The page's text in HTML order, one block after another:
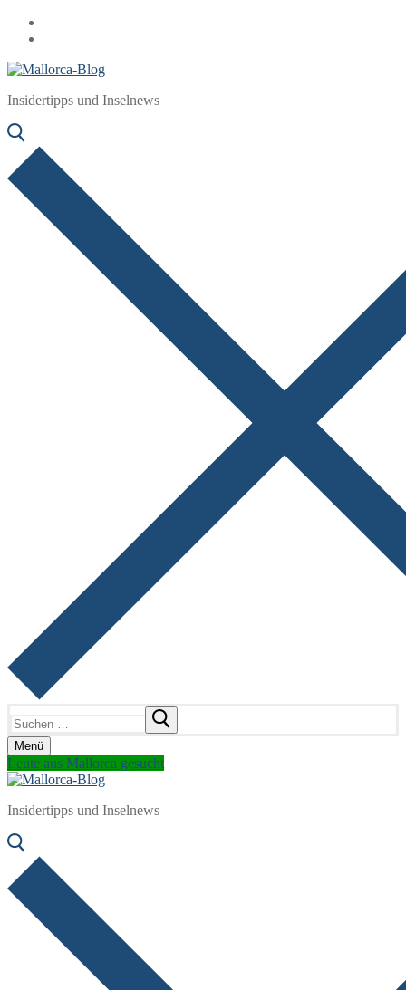
Zum
Inhalt
Menü
Schließen
Insidertipps und Inselnews
nach:
Menü
Leute aus Mallorca gesucht
Insidertipps und Inselnews